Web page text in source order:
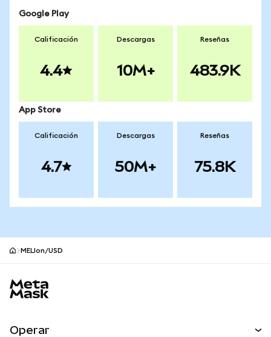
Google Play
Calificación
4.4
Descargas
10M+
Reseñas
483.9K
App Store
Calificación
4.7
Descargas
50M+
Reseñas
75.8K
MELIon/USD
Operar